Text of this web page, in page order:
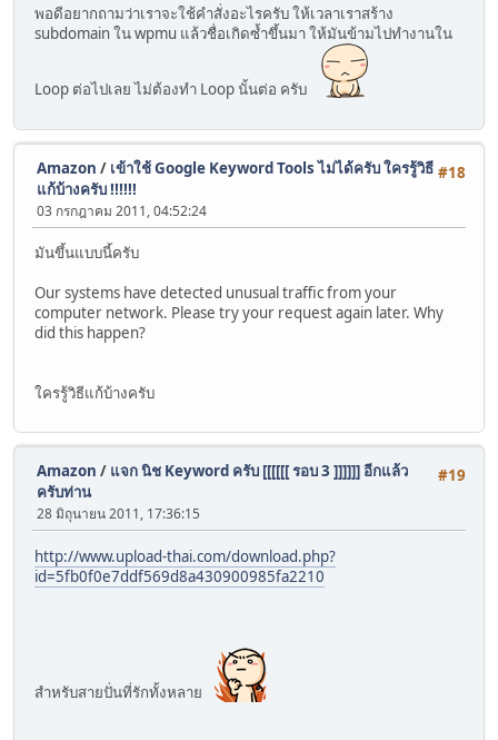
พอดีอยากถามว่าเราจะใช้คำสั่งอะไรครับ ให้เวลาเราสร้าง
subdomain ใน wpmu แล้วชื่อเกิดซ้ำขึ้นมา ให้มันข้ามไปทำงานใน
Loop ต่อไปเลย ไม่ต้องทำ Loop นั้นต่อ ครับ
#18
Amazon / เข้าใช้ Google Keyword Tools ไม่ได้ครับ ใครรู้วิธี
แก้บ้างครับ !!!!!!
03 กรกฎาคม 2011, 04:52:24
มันขึ้นแบบนี้ครับ
Our systems have detected unusual traffic from your
computer network. Please try your request again later. Why
did this happen?
ใครรู้วิธีแก้บ้างครับ
#19
Amazon / แจก นิช Keyword ครับ [[[[[[ รอบ 3 ]]]]]] อีกแล้ว
ครับท่าน
28 มิถุนายน 2011, 17:36:15
http://www.upload-thai.com/download.php?
id=5fb0f0e7ddf569d8a430900985fa2210
สำหรับสายปั่นที่รักทั้งหลาย